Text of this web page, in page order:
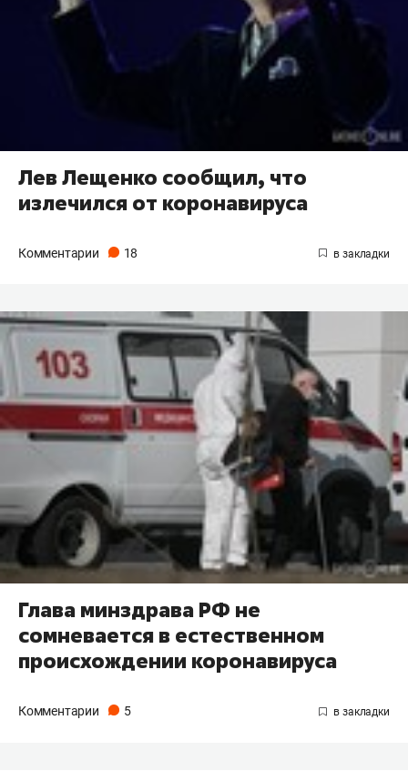
Лев Лещенко сообщил, что
излечился от коронавируса
Комментарии 18
Глава минздрава РФ не
сомневается в естественном
происхождении коронавируса
Комментарии 5